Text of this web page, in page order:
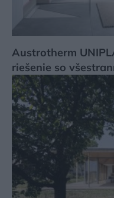
Austrotherm
riešenie so